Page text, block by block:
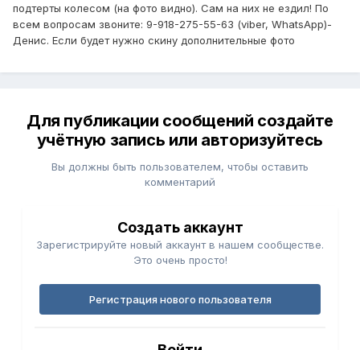
подтерты колесом (на фото видно). Сам на них не ездил! По
всем вопросам звоните: 9-918-275-55-63 (viber, WhatsApp)-
Денис. Если будет нужно скину дополнительные фото
Для публикации сообщений создайте
учётную запись или авторизуйтесь
Вы должны быть пользователем, чтобы оставить
комментарий
Создать аккаунт
Зарегистрируйте новый аккаунт в нашем сообществе.
Это очень просто!
Регистрация нового пользователя